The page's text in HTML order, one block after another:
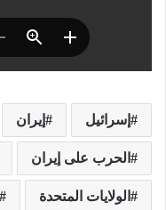
إسرائيل إيران
الحرب على إيران
الولايات المتحدة